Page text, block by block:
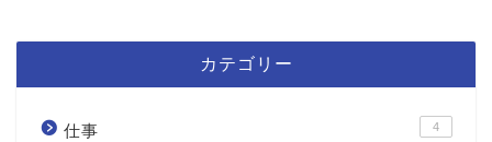
カテゴリー
仕事 4